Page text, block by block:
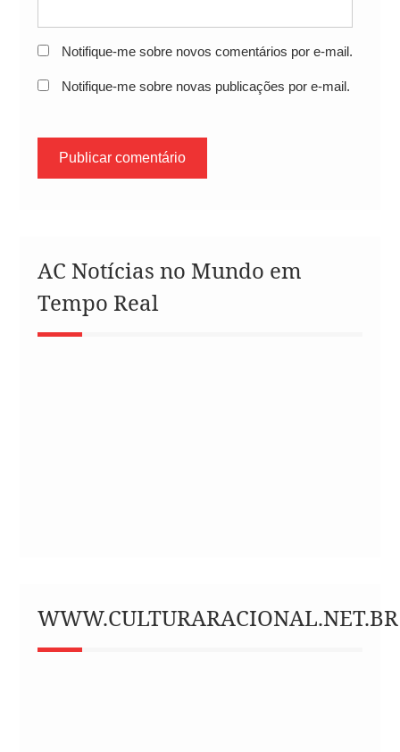
Notifique-me sobre novos comentários por e-mail.
Notifique-me sobre novas publicações por e-mail.
AC Notícias no Mundo em
Tempo Real
WWW.CULTURARACIONAL.NET.BR